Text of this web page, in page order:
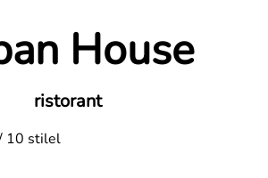
House
ristorant
10 stilel